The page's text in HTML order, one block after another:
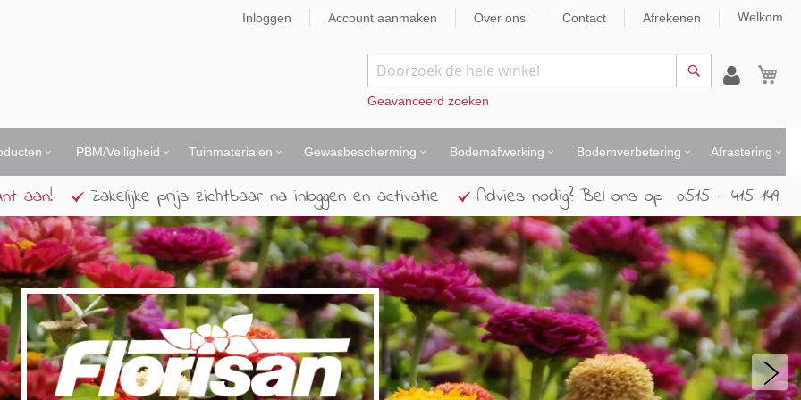
Inloggen Account aanmaken Over ons Contact Afrekenen Welkom
Zoek
Geavanceerd zoeken
PBM/Veiligheid Tuinmaterialen Gewasbescherming Bodemafwerking Bodemverbetering Afrastering
aan! Zakelijke prijs zichtbaar na inloggen en activatie Advies nodig? Bel ons op 0515 - 415 149